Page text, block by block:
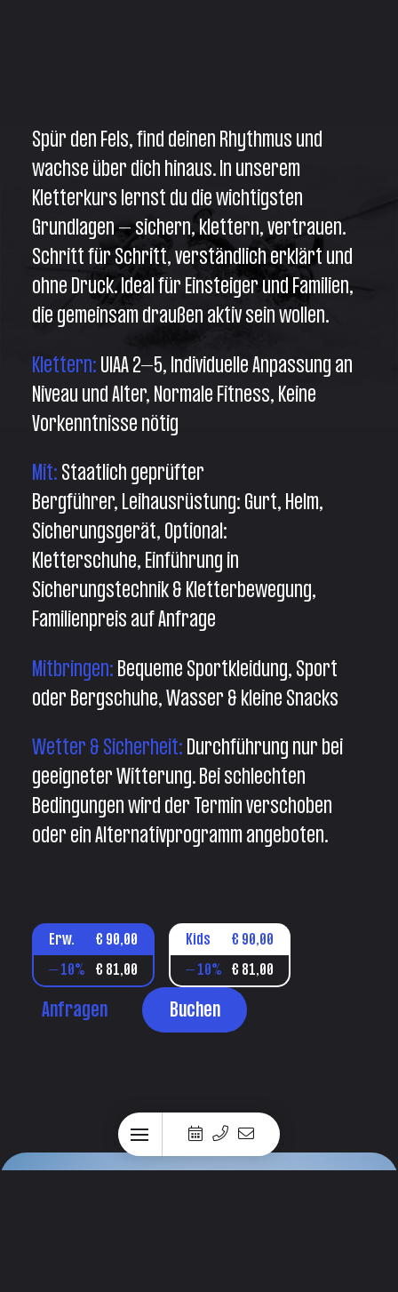
Spür den Fels, find deinen Rhythmus und
wachse über dich hinaus. In unserem
Kletterkurs lernst du die wichtigsten
Grundlagen – sichern, klettern, vertrauen.
Schritt für Schritt, verständlich erklärt und
ohne Druck. Ideal für Einsteiger und Familien,
die gemeinsam draußen aktiv sein wollen.
Klettern: UIAA 2–5, Individuelle Anpassung an
Niveau und Alter, Normale Fitness, ⁠Keine
Vorkenntnisse nötig
Mit: ⁠ Staatlich geprüfter
Bergführer, Leihausrüstung: Gurt, Helm,
Sicherungsgerät, Optional:
Kletterschuhe, Einführung in
Sicherungstechnik & Kletterbewegung,
⁠Familienpreis auf Anfrage
Mitbringen: ⁠ Bequeme Sportkleidung, Sport
oder Bergschuhe, ⁠Wasser & kleine Snacks
Wetter & Sicherheit: Durchführung nur bei
geeigneter Witterung. Bei schlechten
Bedingungen wird der Termin verschoben
oder ein Alternativprogramm angeboten.
Erw.
€ 90,00
– 10%
€ 81,00
Kids
€ 90,00
– 10%
€ 81,00
Anfragen Buchen